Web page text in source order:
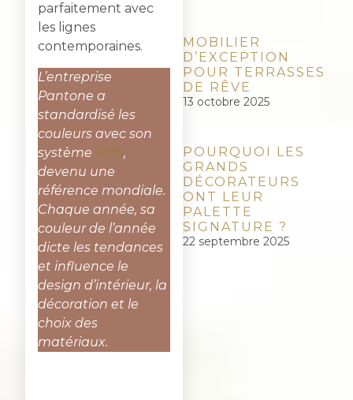
parfaitement avec
les lignes
contemporaines.
L’entreprise
Pantone a
standardisé les
couleurs avec son
système PMS,
devenu une
référence mondiale.
Chaque année, sa
couleur de l’année
dicte les tendances
et influence le
design d’intérieur, la
décoration et le
choix des
matériaux.
MOBILIER
D’EXCEPTION
POUR TERRASSES
DE RÊVE
13 octobre 2025
POURQUOI LES
GRANDS
DÉCORATEURS
ONT LEUR
PALETTE
SIGNATURE ?
22 septembre 2025